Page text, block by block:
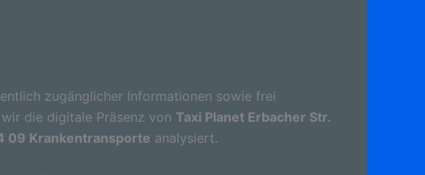
zugänglicher Informationen sowie frei
die digitale Präsenz von Taxi Planet Erbacher Str.
09 Krankentransporte analysiert.